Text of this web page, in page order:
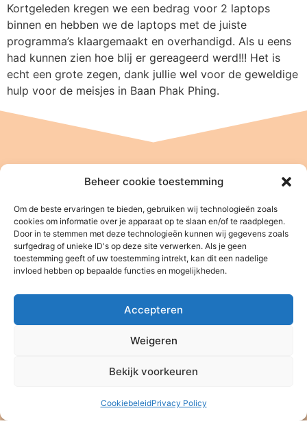
Beheer cookie toestemming
Om de beste ervaringen te bieden, gebruiken wij technologieën zoals
cookies om informatie over je apparaat op te slaan en/of te raadplegen.
Door in te stemmen met deze technologieën kunnen wij gegevens zoals
surfgedrag of unieke ID's op deze site verwerken. Als je geen
toestemming geeft of uw toestemming intrekt, kan dit een nadelige
invloed hebben op bepaalde functies en mogelijkheden.
Accepteren
Weigeren
Bekijk voorkeuren
CookiebeleidPrivacy Policy
Kortgeleden kregen we een bedrag voor 2 laptops
binnen en hebben we de laptops met de juiste
programma’s klaargemaakt en overhandigd. Als u eens
had kunnen zien hoe blij er gereageerd werd!!! Het is
echt een grote zegen, dank jullie wel voor de geweldige
hulp voor de meisjes in Baan Phak Phing.
Stichting Baan Phak Phing
KVK: 08164889
Stichting Baan Phak Phing
3844RE Harderwijk